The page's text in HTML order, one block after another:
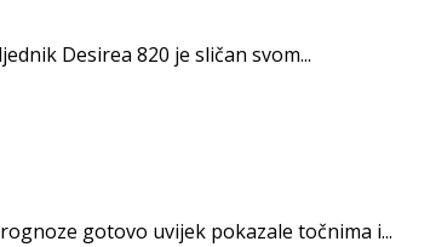
Desirea 820 je sličan svom...
gotovo uvijek pokazale točnima i...